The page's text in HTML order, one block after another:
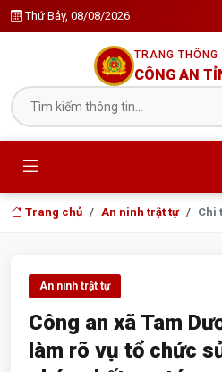
Thứ Bảy, 08/08/2026
TRANG
CÔNG AN
Trang chủ An ninh trật tự Chi
An ninh trật tự
Công an xã Tam
làm rõ vụ tổ chức